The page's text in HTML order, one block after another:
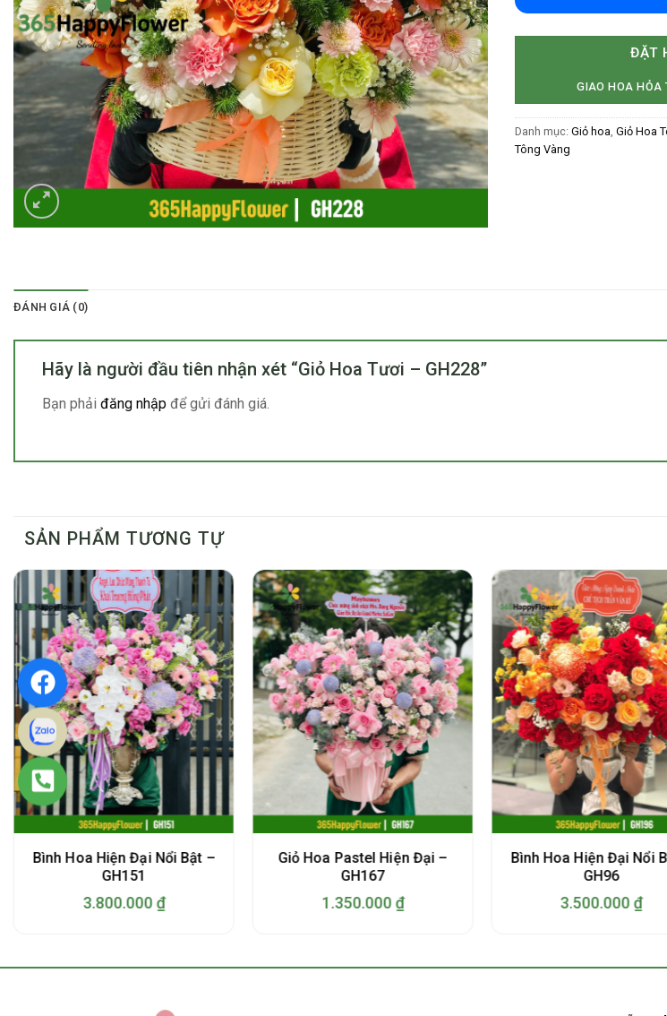
ĐẶT
GIAO HOA HỎA
Danh mục: Giỏ hoa, Giỏ Hoa
Tông Vàng
ĐÁNH GIÁ (0)
Hãy là người đầu tiên nhận xét “Giỏ Hoa Tươi – GH228”
Bạn phải đăng nhập để gửi đánh giá.
SẢN PHẨM TƯƠNG TỰ
Bình Hoa Hiện Đại Nổi Bật –
GH151
3.800.000 ₫
Giỏ Hoa Pastel Hiện Đại –
GH167
1.350.000 ₫
Bình Hoa Hiện Đại Nổi
GH96
3.500.000 ₫